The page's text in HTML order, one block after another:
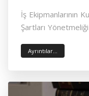
İş Ekipmanlarının
Şartları Yönetmeliği
Ayrıntılar...